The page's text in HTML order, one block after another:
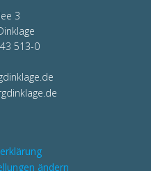
3
513-0
ändern